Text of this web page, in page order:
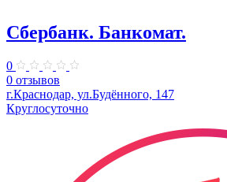
Сбербанк. Банкомат.
0
0 отзывов
г.Краснодар, ул.Будённого, 147
Круглосуточно